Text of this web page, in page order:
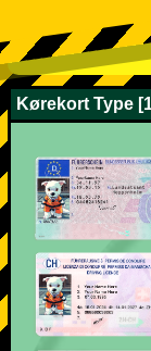
Kørekort Type